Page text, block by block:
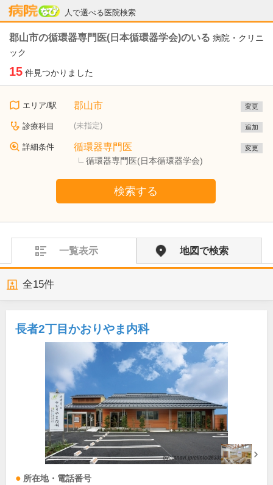
人で選べる医院検索
病院なび
郡山市の循環器専門医(日本循環器学会)のいる 病院・クリニ
ック
15 件見つかりました
エリア/駅 郡山市 変更
診療科目 (未指定) 追加
詳細条件 循環器専門医
循環器専門医(日本循環器学会)
変更
検索する
一覧表示 地図で検索
全15件
長者2丁目かおりやま内科
所在地・電話番号